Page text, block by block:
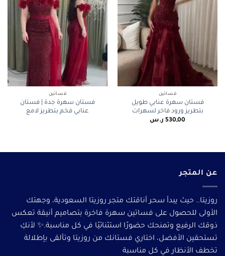
فساتين
فستان سهرة عنابي طويل
بتطريز ورود فاخر لسهرات
530,00 ر.س
فساتين
فستان سهرة جدة | فستان
عنابي فخم بتطريز لامع
عن المتجر
روزيتا.. حيث يبدأ سحر أناقتك متجر روزيتا السعودية، وجهتك
الأولى للحصول على فساتين سهرة فاخرة بتصاميم أنيقة تعكس
ذوقك الرفيع وتمنحك حضورًا استثنائيًا في كل مناسبة.✨ لأنكِ
تستحقين الأفضل، اختاري فستانك من روزيتا وتألقى بإطلالة
تخطف الأنظار في كل مناسبة